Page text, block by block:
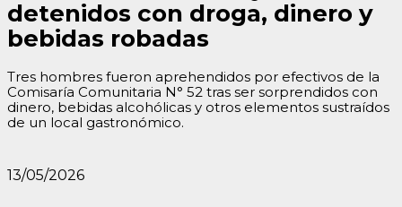
detenidos con droga, dinero y
bebidas robadas
Tres hombres fueron aprehendidos por efectivos de la
Comisaría Comunitaria N° 52 tras ser sorprendidos con
dinero, bebidas alcohólicas y otros elementos sustraídos
de un local gastronómico.
13/05/2026